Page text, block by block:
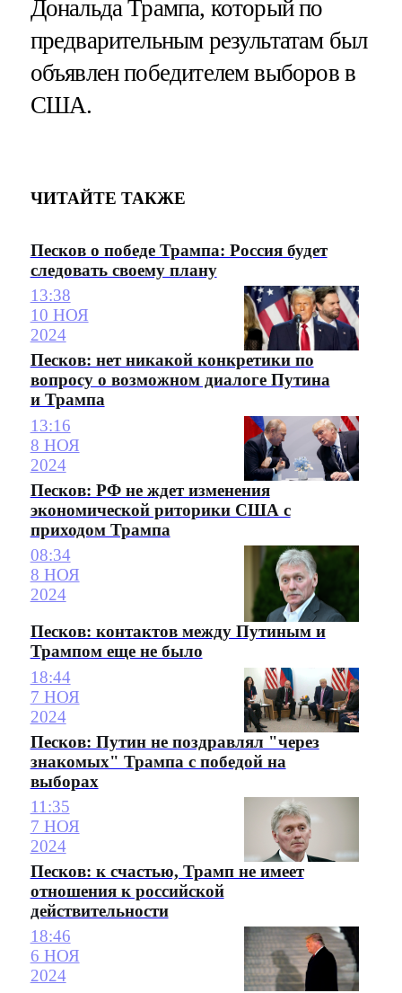
Дональда Трампа, который по
предварительным результатам был
объявлен победителем выборов в
США.
ЧИТАЙТЕ ТАКЖЕ
Песков о победе Трампа: Россия будет
следовать своему плану
13:38
10 НОЯ
2024
Песков: нет никакой конкретики по
вопросу о возможном диалоге Путина
и Трампа
13:16
8 НОЯ
2024
Песков: РФ не ждет изменения
экономической риторики США с
приходом Трампа
08:34
8 НОЯ
2024
Песков: контактов между Путиным и
Трампом еще не было
18:44
7 НОЯ
2024
Песков: Путин не поздравлял "через
знакомых" Трампа с победой на
выборах
11:35
7 НОЯ
2024
Песков: к счастью, Трамп не имеет
отношения к российской
действительности
18:46
6 НОЯ
2024